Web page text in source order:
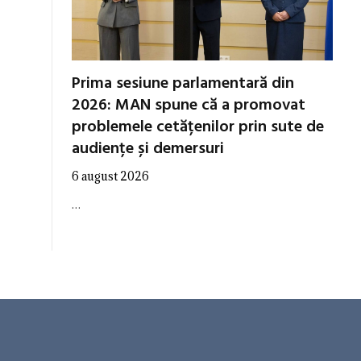
Prima sesiune parlamentară din
2026: MAN spune că a promovat
problemele cetățenilor prin sute de
audiențe și demersuri
6 august 2026
…